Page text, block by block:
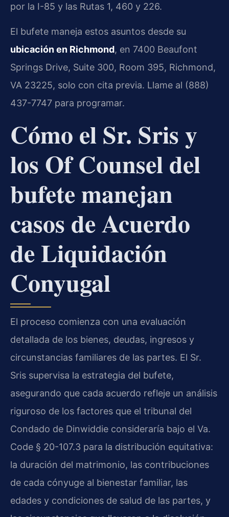
por la I-85 y las Rutas 1, 460 y 226.
El bufete maneja estos asuntos desde su
ubicación en Richmond, en 7400 Beaufont
Springs Drive, Suite 300, Room 395, Richmond,
VA 23225, solo con cita previa. Llame al (888)
437-7747 para programar.
Cómo el Sr. Sris y
los Of Counsel del
bufete manejan
casos de Acuerdo
de Liquidación
Conyugal
El proceso comienza con una evaluación
detallada de los bienes, deudas, ingresos y
circunstancias familiares de las partes. El Sr.
Sris supervisa la estrategia del bufete,
asegurando que cada acuerdo refleje un análisis
riguroso de los factores que el tribunal del
Condado de Dinwiddie consideraría bajo el Va.
Code § 20-107.3 para la distribución equitativa:
la duración del matrimonio, las contribuciones
de cada cónyuge al bienestar familiar, las
edades y condiciones de salud de las partes, y